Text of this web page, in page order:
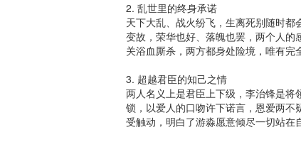
2. 乱世里的终身承诺
天下大乱、战火纷飞，生离死别随时
变故，荣华也好、落魄也罢，两个人
关浴血厮杀，两方都身处险境，唯有完
3. 超越君臣的知己之情
两人名义上是君臣上下级，李治锋是
锁，以爱人的口吻许下诺言，恩爱两
受触动，明白了游淼愿意倾尽一切站在